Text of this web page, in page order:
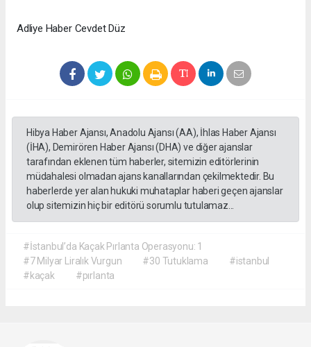
Adliye Haber Cevdet Düz
Hibya Haber Ajansı, Anadolu Ajansı (AA), İhlas Haber Ajansı
(İHA), Demirören Haber Ajansı (DHA) ve diğer ajanslar
tarafından eklenen tüm haberler, sitemizin editörlerinin
müdahalesi olmadan ajans kanallarından çekilmektedir. Bu
haberlerde yer alan hukuki muhataplar haberi geçen ajanslar
olup sitemizin hiç bir editörü sorumlu tutulamaz...
#İstanbul’da Kaçak Pırlanta Operasyonu: 1
#7 Milyar Liralık Vurgun
#30 Tutuklama
#istanbul
#kaçak
#pırlanta